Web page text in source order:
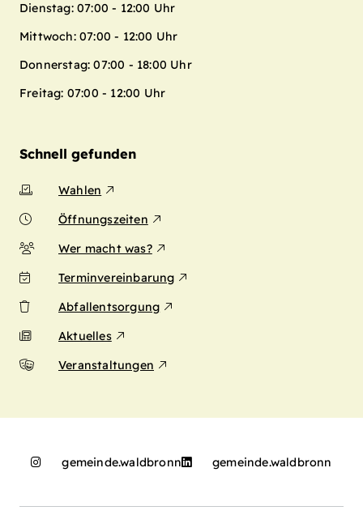
Dienstag: 07:00 - 12:00 Uhr
Mittwoch: 07:00 - 12:00 Uhr
Donnerstag: 07:00 - 18:00 Uhr
Freitag: 07:00 - 12:00 Uhr
Schnell gefunden
Wahlen
Öffnungszeiten
Wer macht was?
Terminvereinbarung
Abfallentsorgung
Aktuelles
Veranstaltungen
gemeinde.waldbronn gemeinde.waldbronn